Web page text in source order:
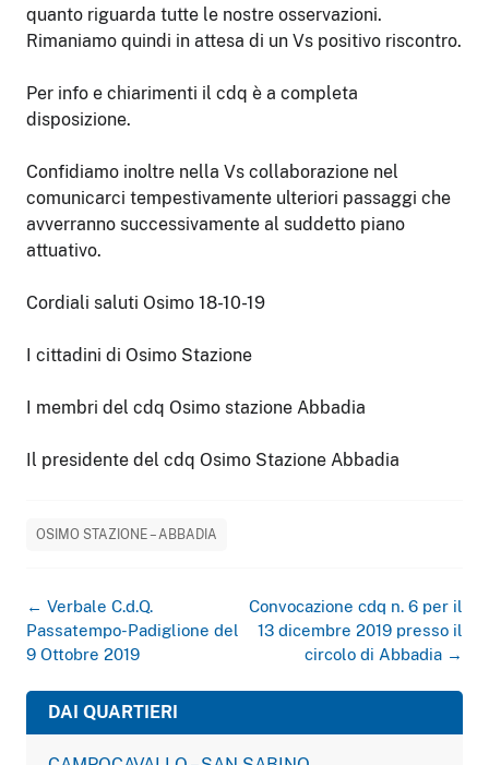
quanto riguarda tutte le nostre osservazioni.
Rimaniamo quindi in attesa di un Vs positivo riscontro.
Per info e chiarimenti il cdq è a completa
disposizione.
Confidiamo inoltre nella Vs collaborazione nel
comunicarci tempestivamente ulteriori passaggi che
avverranno successivamente al suddetto piano
attuativo.
Cordiali saluti Osimo 18-10-19
I cittadini di Osimo Stazione
I membri del cdq Osimo stazione Abbadia
Il presidente del cdq Osimo Stazione Abbadia
OSIMO STAZIONE – ABBADIA
Navigazione
articolo
← Verbale C.d.Q.
Passatempo-Padiglione del
9 Ottobre 2019
Convocazione cdq n. 6 per il
13 dicembre 2019 presso il
circolo di Abbadia →
DAI QUARTIERI